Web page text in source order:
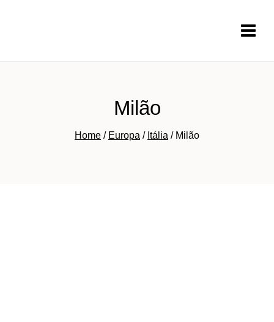
Milão
Home / Europa / Itália / Milão